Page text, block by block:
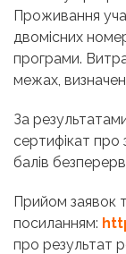
Проживання
двомісних
програми.
межах,
За
сертифікат
балів
Прийом заявок
посиланням:
про результат